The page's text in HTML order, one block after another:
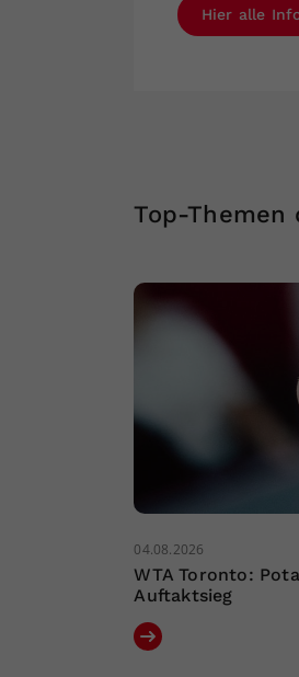
Hier alle
Top-Themen
04.08.2026
WTA Toronto:
Auftaktsieg